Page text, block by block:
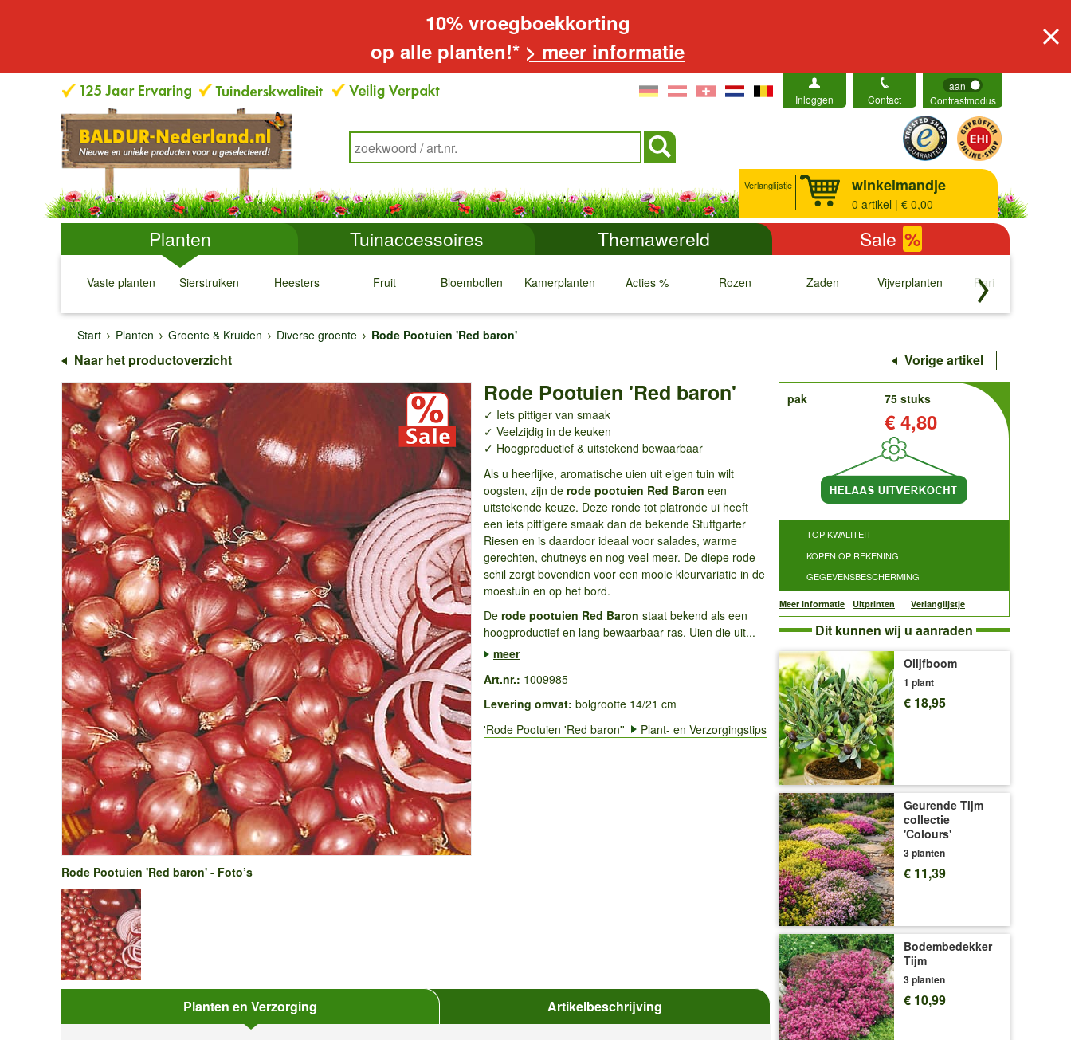
10% vroegboekkorting
op alle planten!* > meer informatie
Inloggen Contact
aan
Contrastmodus
Verlanglijstje winkelmandje
0 artikel | € 0,00
Planten Tuinaccessoires Themawereld Sale %
Vaste planten
↓
Sierstruiken
↓
Heesters
↓
Fruit
↓
Bloembollen
↓
Kamerplanten
↓
Acties %
↓
Rozen
↓
Zaden
↓
Vijverplanten
↓
Rariteiten
↓
Start
Planten Groente & Kruiden Diverse groente Rode Pootuien 'Red baron'
Naar het productoverzicht Vorige artikel
Rode Pootuien 'Red baron'
✓ Iets pittiger van smaak
✓ Veelzijdig in de keuken
✓ Hoogproductief & uitstekend bewaarbaar
Als u heerlijke, aromatische uien uit eigen tuin wilt
oogsten, zijn de rode pootuien Red Baron een
uitstekende keuze. Deze ronde tot platronde ui heeft
een iets pittigere smaak dan de bekende Stuttgarter
Riesen en is daardoor ideaal voor salades, warme
gerechten, chutneys en nog veel meer. De diepe rode
schil zorgt bovendien voor een mooie kleurvariatie in de
moestuin en op het bord.
Derode pootuien Red Baron staat bekend als een
hoogproductief en lang bewaarbaar ras. Uien die uit...
meer
Art.nr.: 1009985
Levering omvat: bolgrootte 14/21 cm
'Rode Pootuien 'Red baron''
Plant- en Verzorgingstips
Rode Pootuien 'Red baron' - Foto’s
Planten en Verzorging Artikelbeschrijving
order
pak
75 stuks
€ 4,80
TOP KWALITEIT
KOPEN OP REKENING
GEGEVENSBESCHERMING
Meer informatie Uitprinten Verlanglijstje
Dit kunnen wij u aanraden
Olijfboom
1 plant
€ 18,95
Geurende Tijm
collectie
'Colours'
3 planten
€ 11,39
Bodembedekker
Tijm
3 planten
€ 10,99